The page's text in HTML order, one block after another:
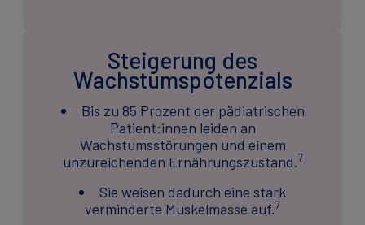
Steigerung des
Wachstumspotenzials
Bis zu 85 Prozent der pädiatrischen
Patient:innen leiden an
Wachstumsstörungen und einem
unzureichenden Ernährungszustand.7
Sie weisen dadurch eine stark
verminderte Muskelmasse auf.7